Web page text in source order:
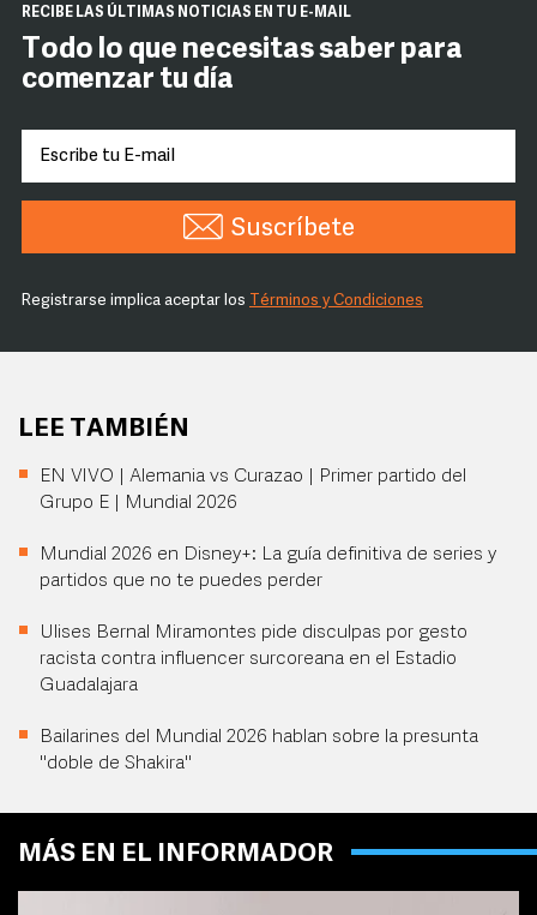
RECIBE LAS ÚLTIMAS NOTICIAS EN TU E-MAIL
Todo lo que necesitas saber para
comenzar tu día
Suscríbete
Registrarse implica aceptar los Términos y Condiciones
LEE TAMBIÉN
EN VIVO | Alemania vs Curazao | Primer partido del
Grupo E | Mundial 2026
Mundial 2026 en Disney+: La guía definitiva de series y
partidos que no te puedes perder
Ulises Bernal Miramontes pide disculpas por gesto
racista contra influencer surcoreana en el Estadio
Guadalajara
Bailarines del Mundial 2026 hablan sobre la presunta
"doble de Shakira"
MÁS EN EL INFORMADOR